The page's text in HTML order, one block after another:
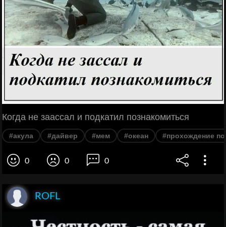
Когда не заассал и подкатил познакомиться
#акула #дайвер #мем #океан #прохождение
0 0 0
ROFL